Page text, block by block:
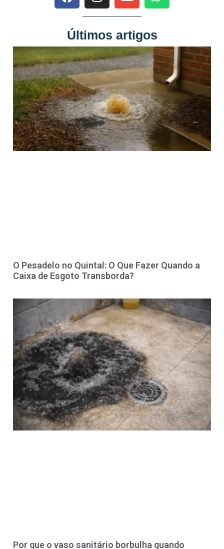
Últimos artigos
O Pesadelo no Quintal: O Que Fazer Quando a
Caixa de Esgoto Transborda?
Por que o vaso sanitário borbulha quando